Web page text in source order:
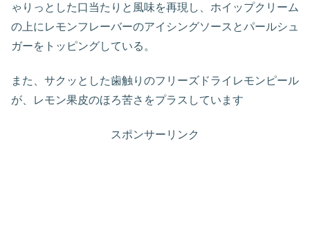
ゃりっとした口当たりと風味を再現し、ホイップクリーム
の上にレモンフレーバーのアイシングソースとパールシュ
ガーをトッピングしている。
また、サクッとした歯触りのフリーズドライレモンピール
が、レモン果皮のほろ苦さをプラスしています
スポンサーリンク